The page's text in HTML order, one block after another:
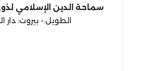
سماحة الدين الإسلامي
الطويل.- بيروت: دار الكتب العلمية، 1444 هـ،